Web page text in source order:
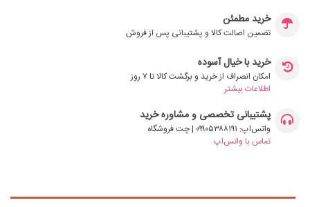
خرید مطمئن
تضمین اصالت کالا و پشتیبانی پس از فروش
خرید با خیال آسوده
امکان انصراف از خرید و برگشت کالا تا ۷ روز
اطلاعات بیشتر
پشتیبانی تخصصی و مشاوره خرید
واتس‌اپ: ۰۹۹۰۵۳۸۸۱۹۱ | چت فروشگاه
تماس با واتس‌اپ